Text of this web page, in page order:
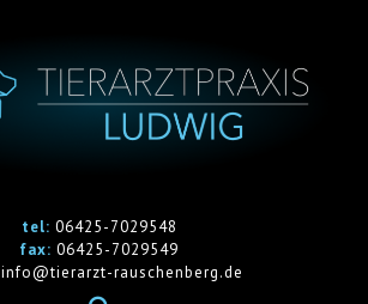
tel: 06425-7029548
fax: 06425-7029549
info@tierarzt-rauschenberg.de